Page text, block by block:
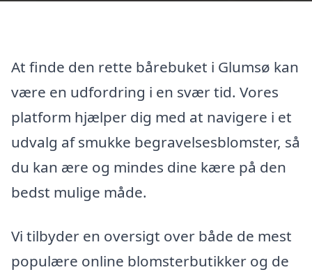
At finde den rette bårebuket i Glumsø kan
være en udfordring i en svær tid. Vores
platform hjælper dig med at navigere i et
udvalg af smukke begravelsesblomster, så
du kan ære og mindes dine kære på den
bedst mulige måde.
Vi tilbyder en oversigt over både de mest
populære online blomsterbutikker og de